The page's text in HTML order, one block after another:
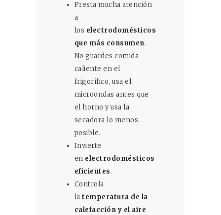
Presta mucha atención
a
los electrodomésticos
que más consumen.
No guardes comida
caliente en el
frigorífico, usa el
microondas antes que
el horno y usa la
secadora lo menos
posible.
Invierte
en electrodomésticos
eficientes.
Controla
latemperatura de la
calefacción y el aire